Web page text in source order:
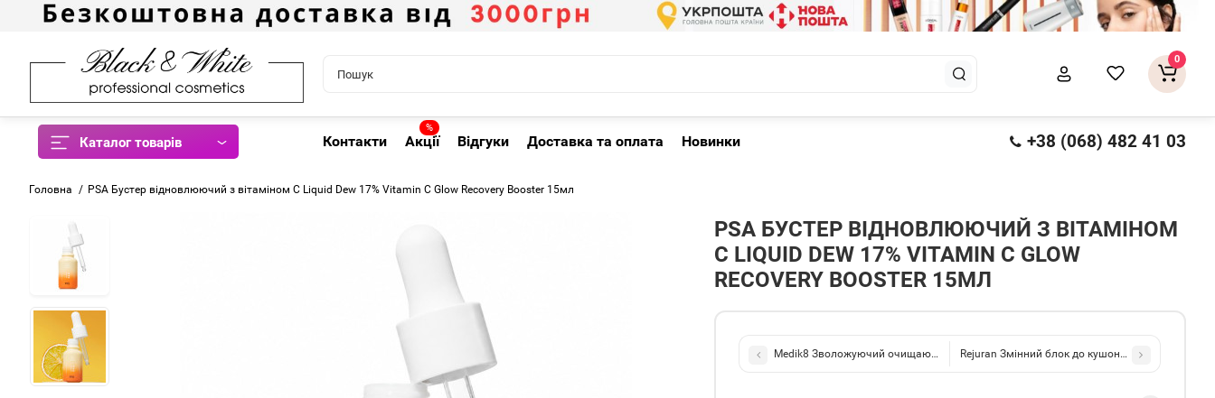
0
Каталог товарів Контакти
%
Акції Відгуки Доставка та оплата Новинки +38 (068) 482 41 03
Головна PSA Бустер відновлюючий з вітаміном С Liquid Dew 17% Vitamin C Glow Recovery Booster 15мл
PSA БУСТЕР ВІДНОВЛЮЮЧИЙ З ВІТАМІНОМ
С LIQUID DEW 17% VITAMIN C GLOW
RECOVERY BOOSTER 15МЛ
Medik8 Зволожуючий очищаючий гель для обличчя Total Moisture Daily Cleansing
Rejuran Змінний блок до кушону з